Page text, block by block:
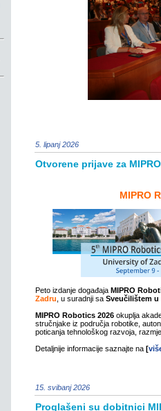
5. lipanj 2026
Otvorene prijave za
MIPRO
Peto izdanje događaja MIPRO
Zadru , u suradnji sa Sveučilištem u
MIPRO Robotics 2026 okuplja
stručnjake iz područja robotike,
poticanja tehnološkog razvoja,
Detaljnije informacije saznajte na [
15. svibanj 2026
Proglašeni su dobitnici